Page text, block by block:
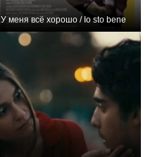
У меня всё хорошо / Io sto bene